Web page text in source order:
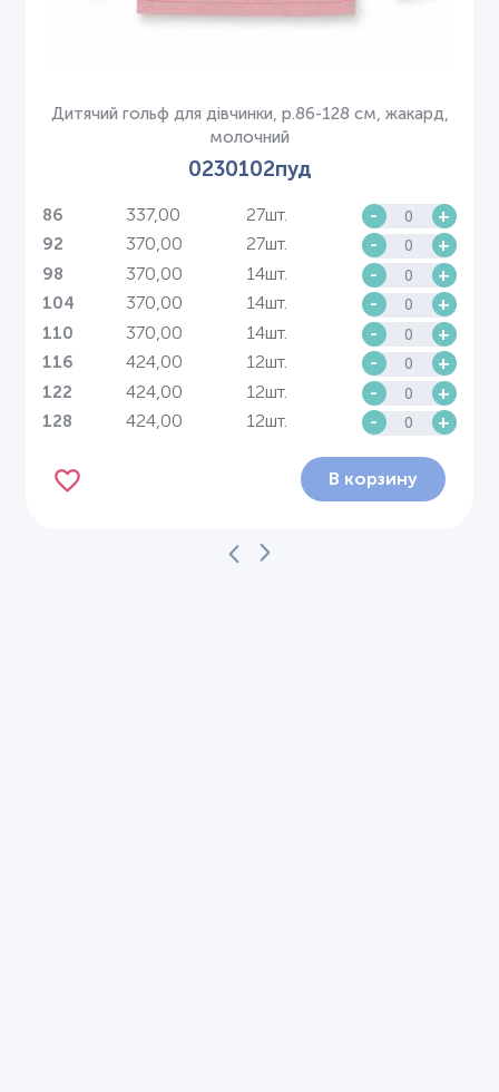
Дитячий гольф для дівчинки, р.86-128 см, жакард,
молочний
0230102пуд
86 337,00 27шт. - +
92 370,00 27шт. - +
98 370,00 14шт. - +
104 370,00 14шт. - +
110 370,00 14шт. - +
116 424,00 12шт. - +
122 424,00 12шт. - +
128 424,00 12шт. - +
В корзину